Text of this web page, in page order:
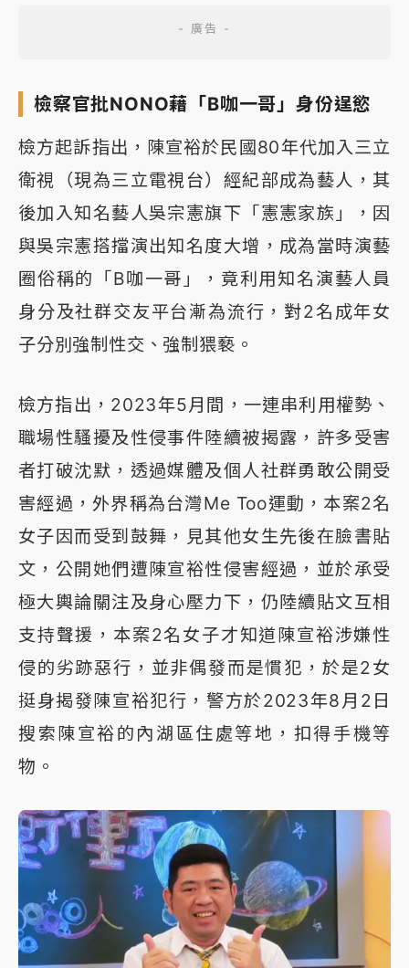
檢察官批NONO藉「B咖一哥」身份逞慾
檢方起訴指出，陳宣裕於民國80年代加入三立
衛視（現為三立電視台）經紀部成為藝人，其
後加入知名藝人吳宗憲旗下「憲憲家族」，因
與吳宗憲搭擋演出知名度大增，成為當時演藝
圈俗稱的「B咖一哥」，竟利用知名演藝人員
身分及社群交友平台漸為流行，對2名成年女
子分別強制性交、強制猥褻。
檢方指出，2023年5月間，一連串利用權勢、
職場性騷擾及性侵事件陸續被揭露，許多受害
者打破沈默，透過媒體及個人社群勇敢公開受
害經過，外界稱為台灣Me Too運動，本案2名
女子因而受到鼓舞，見其他女生先後在臉書貼
文，公開她們遭陳宣裕性侵害經過，並於承受
極大輿論關注及身心壓力下，仍陸續貼文互相
支持聲援，本案2名女子才知道陳宣裕涉嫌性
侵的劣跡惡行，並非偶發而是慣犯，於是2女
挺身揭發陳宣裕犯行，警方於2023年8月2日
搜索陳宣裕的內湖區住處等地，扣得手機等
物。